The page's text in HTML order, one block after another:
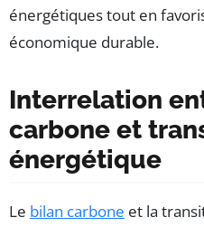
énergétiques tout en
économique durable.
Interrelation
carbone et
énergétique
Le bilan carbone et la